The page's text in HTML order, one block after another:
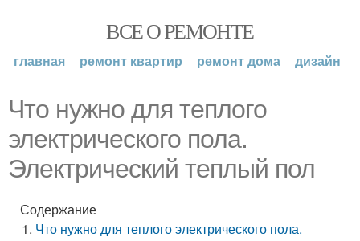
ВСЕ О РЕМОНТЕ
главная ремонт квартир ремонт дома дизайн
Что нужно для теплого
электрического пола.
Электрический теплый пол
Содержание
Что нужно для теплого электрического пола.